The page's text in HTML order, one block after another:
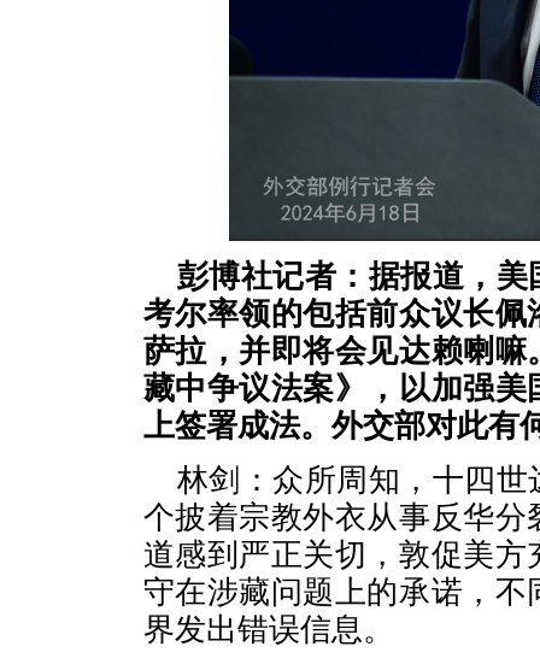
彭博社记者：据报道，
考尔率领的包括前众议长
萨拉，并即将会见达赖喇
藏中争议法案》，以加强
上签署成法。外交部对此有
林剑：众所周知，十四
个披着宗教外衣从事反华
道感到严正关切，敦促美
守在涉藏问题上的承诺，
界发出错误信息。